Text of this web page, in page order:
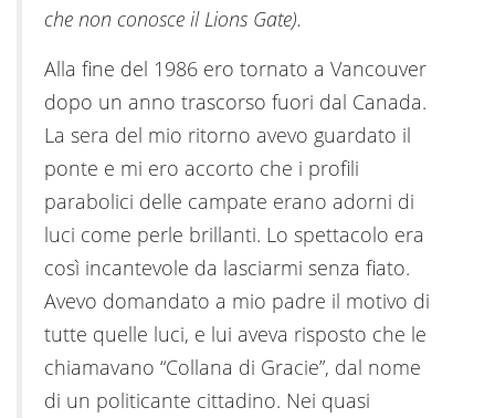
che non conosce il Lions Gate).
Alla fine del 1986 ero tornato a Vancouver
dopo un anno trascorso fuori dal Canada.
La sera del mio ritorno avevo guardato il
ponte e mi ero accorto che i profili
parabolici delle campate erano adorni di
luci come perle brillanti. Lo spettacolo era
così incantevole da lasciarmi senza fiato.
Avevo domandato a mio padre il motivo di
tutte quelle luci, e lui aveva risposto che le
chiamavano “Collana di Gracie”, dal nome
di un politicante cittadino. Nei quasi